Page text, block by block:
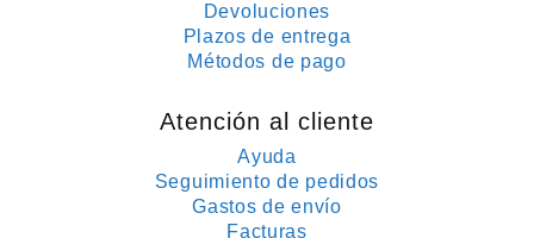
Devoluciones
Plazos de entrega
Métodos de pago
Atención al cliente
Ayuda
Seguimiento de pedidos
Gastos de envío
Facturas